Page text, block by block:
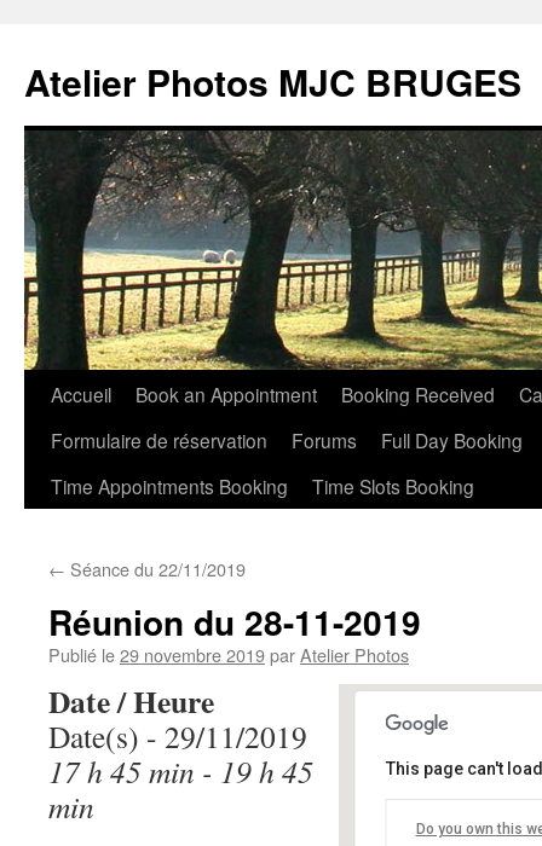
Atelier Photos MJC BRUGES
Aller
contenu
Accueil Book an Appointment Booking Received
Formulaire de réservation
Forums
Full Day Booking
Time Appointments Booking
Time Slots Booking
← Séance du 22/11/2019
Réunion du 28-11-2019
Publié le29 novembre 2019parAtelier Photos
This page can't
Do you own this
Date / Heure
Date(s) - 29/11/2019
17 h 45 min - 19 h 45
min